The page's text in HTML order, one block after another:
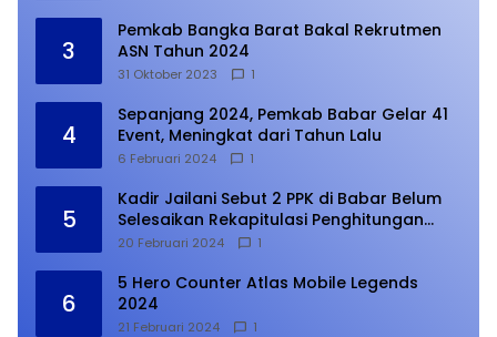
3
Pemkab Bangka Barat Bakal Rekrutmen
ASN Tahun 2024
31 Oktober 2023 1
4
Sepanjang 2024, Pemkab Babar Gelar 41
Event, Meningkat dari Tahun Lalu
6 Februari 2024 1
5
Kadir Jailani Sebut 2 PPK di Babar Belum
Selesaikan Rekapitulasi Penghitungan
Suara
20 Februari 2024 1
6
5 Hero Counter Atlas Mobile Legends
2024
21 Februari 2024 1